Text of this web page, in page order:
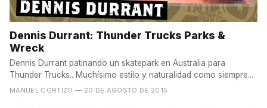
Dennis Durrant: Thunder Trucks Parks &
Wreck
Dennis Durrant patinando un skatepark en Australia para
Thunder Trucks.. Muchísimo estilo y naturalidad como siempre...
MANUEL CORTIZO — 20 DE AGOSTO DE 2015